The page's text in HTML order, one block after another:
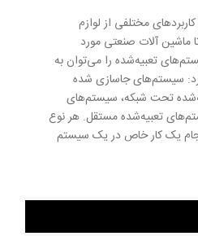
مختلفی از لوازم
ماشین آلات صنعتی مورد
تعبیه‌شده را می‌توان به
سیستم‌های جاسازی شده
تحت شبکه، سیستم‌های
تعبیه‌شده مستقل. هر نوع
یک کار خاص در یک سیستم